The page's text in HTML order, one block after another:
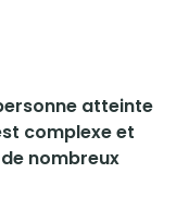
atteinte
complexe et
nombreux